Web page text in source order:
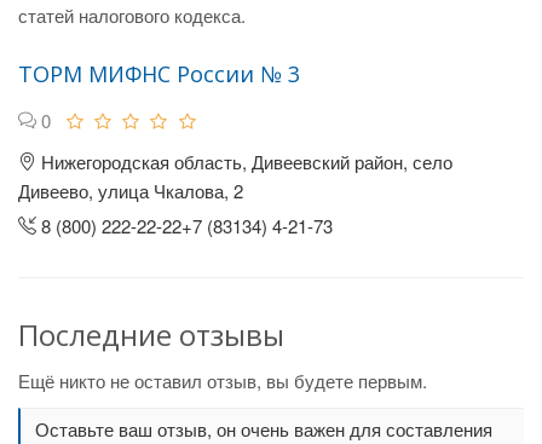
статей налогового кодекса.
ТОРМ МИФНС России № 3
0
Нижегородская область, Дивеевский район, село
Дивеево, улица Чкалова, 2
8 (800) 222-22-22+7 (83134) 4-21-73
Последние отзывы
Ещё никто не оставил отзыв, вы будете первым.
Оставьте ваш отзыв, он очень важен для составления